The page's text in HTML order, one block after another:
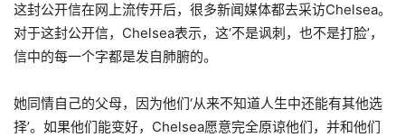
这封公开信在网上流传开后，很多新闻媒体都去采访Chelsea。
对于这封公开信，Chelsea表示，这‘不是讽刺，也不是打脸’，
信中的每一个字都是发自肺腑的。
她同情自己的父母，因为他们‘从来不知道人生中还能有其他选
择’。如果他们能变好，Chelsea愿意完全原谅他们，并和他们